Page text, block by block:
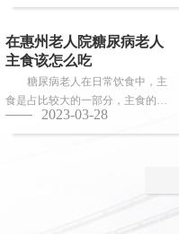
的老人越来越...
在惠州老人院糖尿病老人
主食该怎么吃
糖尿病老人在日常饮食中，主
食是占比较大的一部分，主食的选
择对控制血糖水平至关重要。那
么，糖尿病老...
2023-03-28